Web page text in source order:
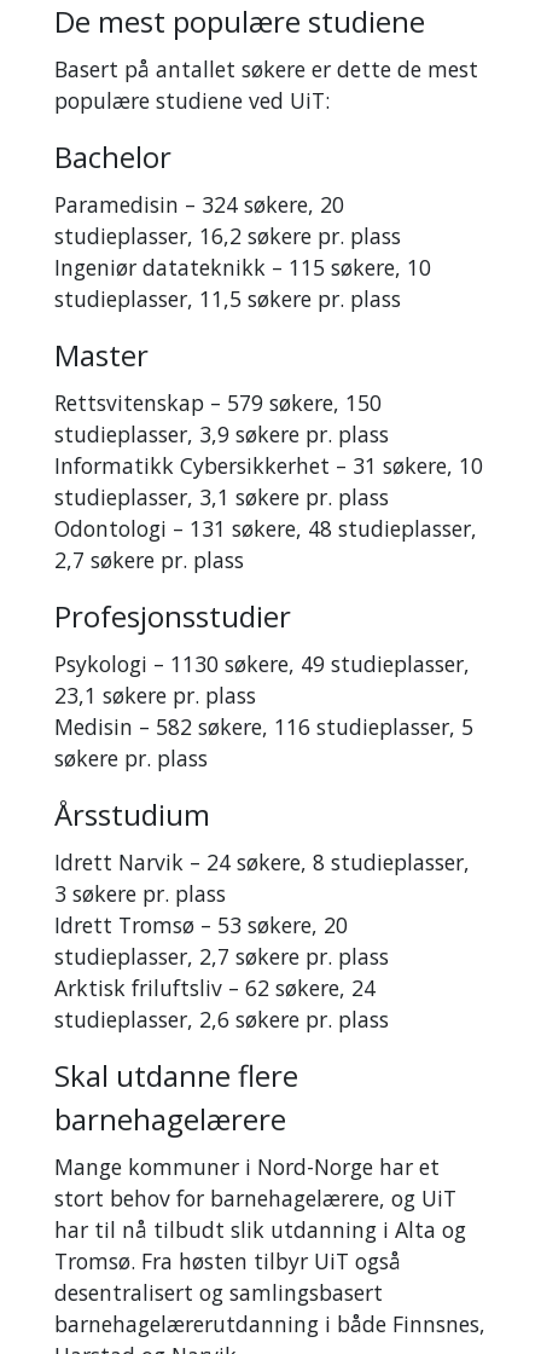
De mest populære studiene
Basert på antallet søkere er dette de mest
populære studiene ved UiT:
Bachelor
Paramedisin – 324 søkere, 20
studieplasser, 16,2 søkere pr. plass
Ingeniør datateknikk – 115 søkere, 10
studieplasser, 11,5 søkere pr. plass
Master
Rettsvitenskap – 579 søkere, 150
studieplasser, 3,9 søkere pr. plass
Informatikk Cybersikkerhet – 31 søkere, 10
studieplasser, 3,1 søkere pr. plass
Odontologi – 131 søkere, 48 studieplasser,
2,7 søkere pr. plass
Profesjonsstudier
Psykologi – 1130 søkere, 49 studieplasser,
23,1 søkere pr. plass
Medisin – 582 søkere, 116 studieplasser, 5
søkere pr. plass
Årsstudium
Idrett Narvik – 24 søkere, 8 studieplasser,
3 søkere pr. plass
Idrett Tromsø – 53 søkere, 20
studieplasser, 2,7 søkere pr. plass
Arktisk friluftsliv – 62 søkere, 24
studieplasser, 2,6 søkere pr. plass
Skal utdanne flere
barnehagelærere
Mange kommuner i Nord-Norge har et
stort behov for barnehagelærere, og UiT
har til nå tilbudt slik utdanning i Alta og
Tromsø. Fra høsten tilbyr UiT også
desentralisert og samlingsbasert
barnehagelærerutdanning i både Finnsnes,